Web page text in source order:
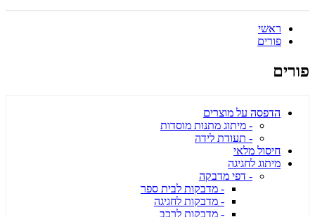
ראשי
פורים
פורים
הדפסה על מוצרים
- מיתוג מתנות מוסדות
- תעודת לידה
חיסול מלאי
מיתוג לחגיגה
- דפי מדבקה
- מדבקות לבית ספר
- מדבקות לחגיגה
- מדבקות לרכב